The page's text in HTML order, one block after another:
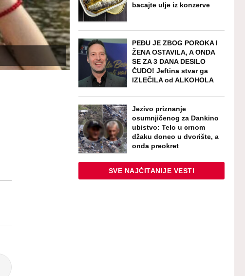
bacajte ulje iz konzerve
PEĐU JE ZBOG POROKA I
ŽENA OSTAVILA, A ONDA
SE ZA 3 DANA DESILO
ČUDO! Jeftina stvar ga
IZLEČILA od ALKOHOLA
Jezivo priznanje
osumnjičenog za Dankino
ubistvo: Telo u crnom
džaku doneo u dvorište, a
onda preokret
SVE NAJČITANIJE VESTI